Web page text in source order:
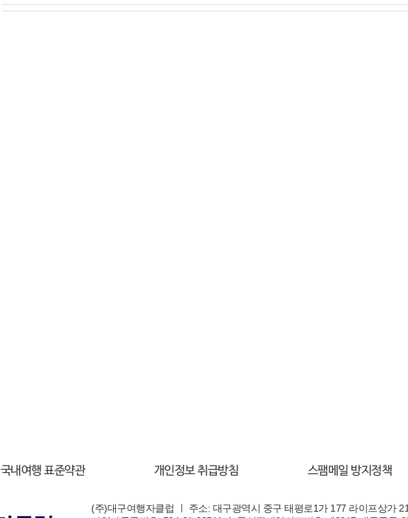
국내여행 표준약관 개인정보 취급방침 스팸메일 방지정책
(주)대구여행자클럽 ㅣ 주소: 대구광역시 중구 태평로1가 177 라이프상가